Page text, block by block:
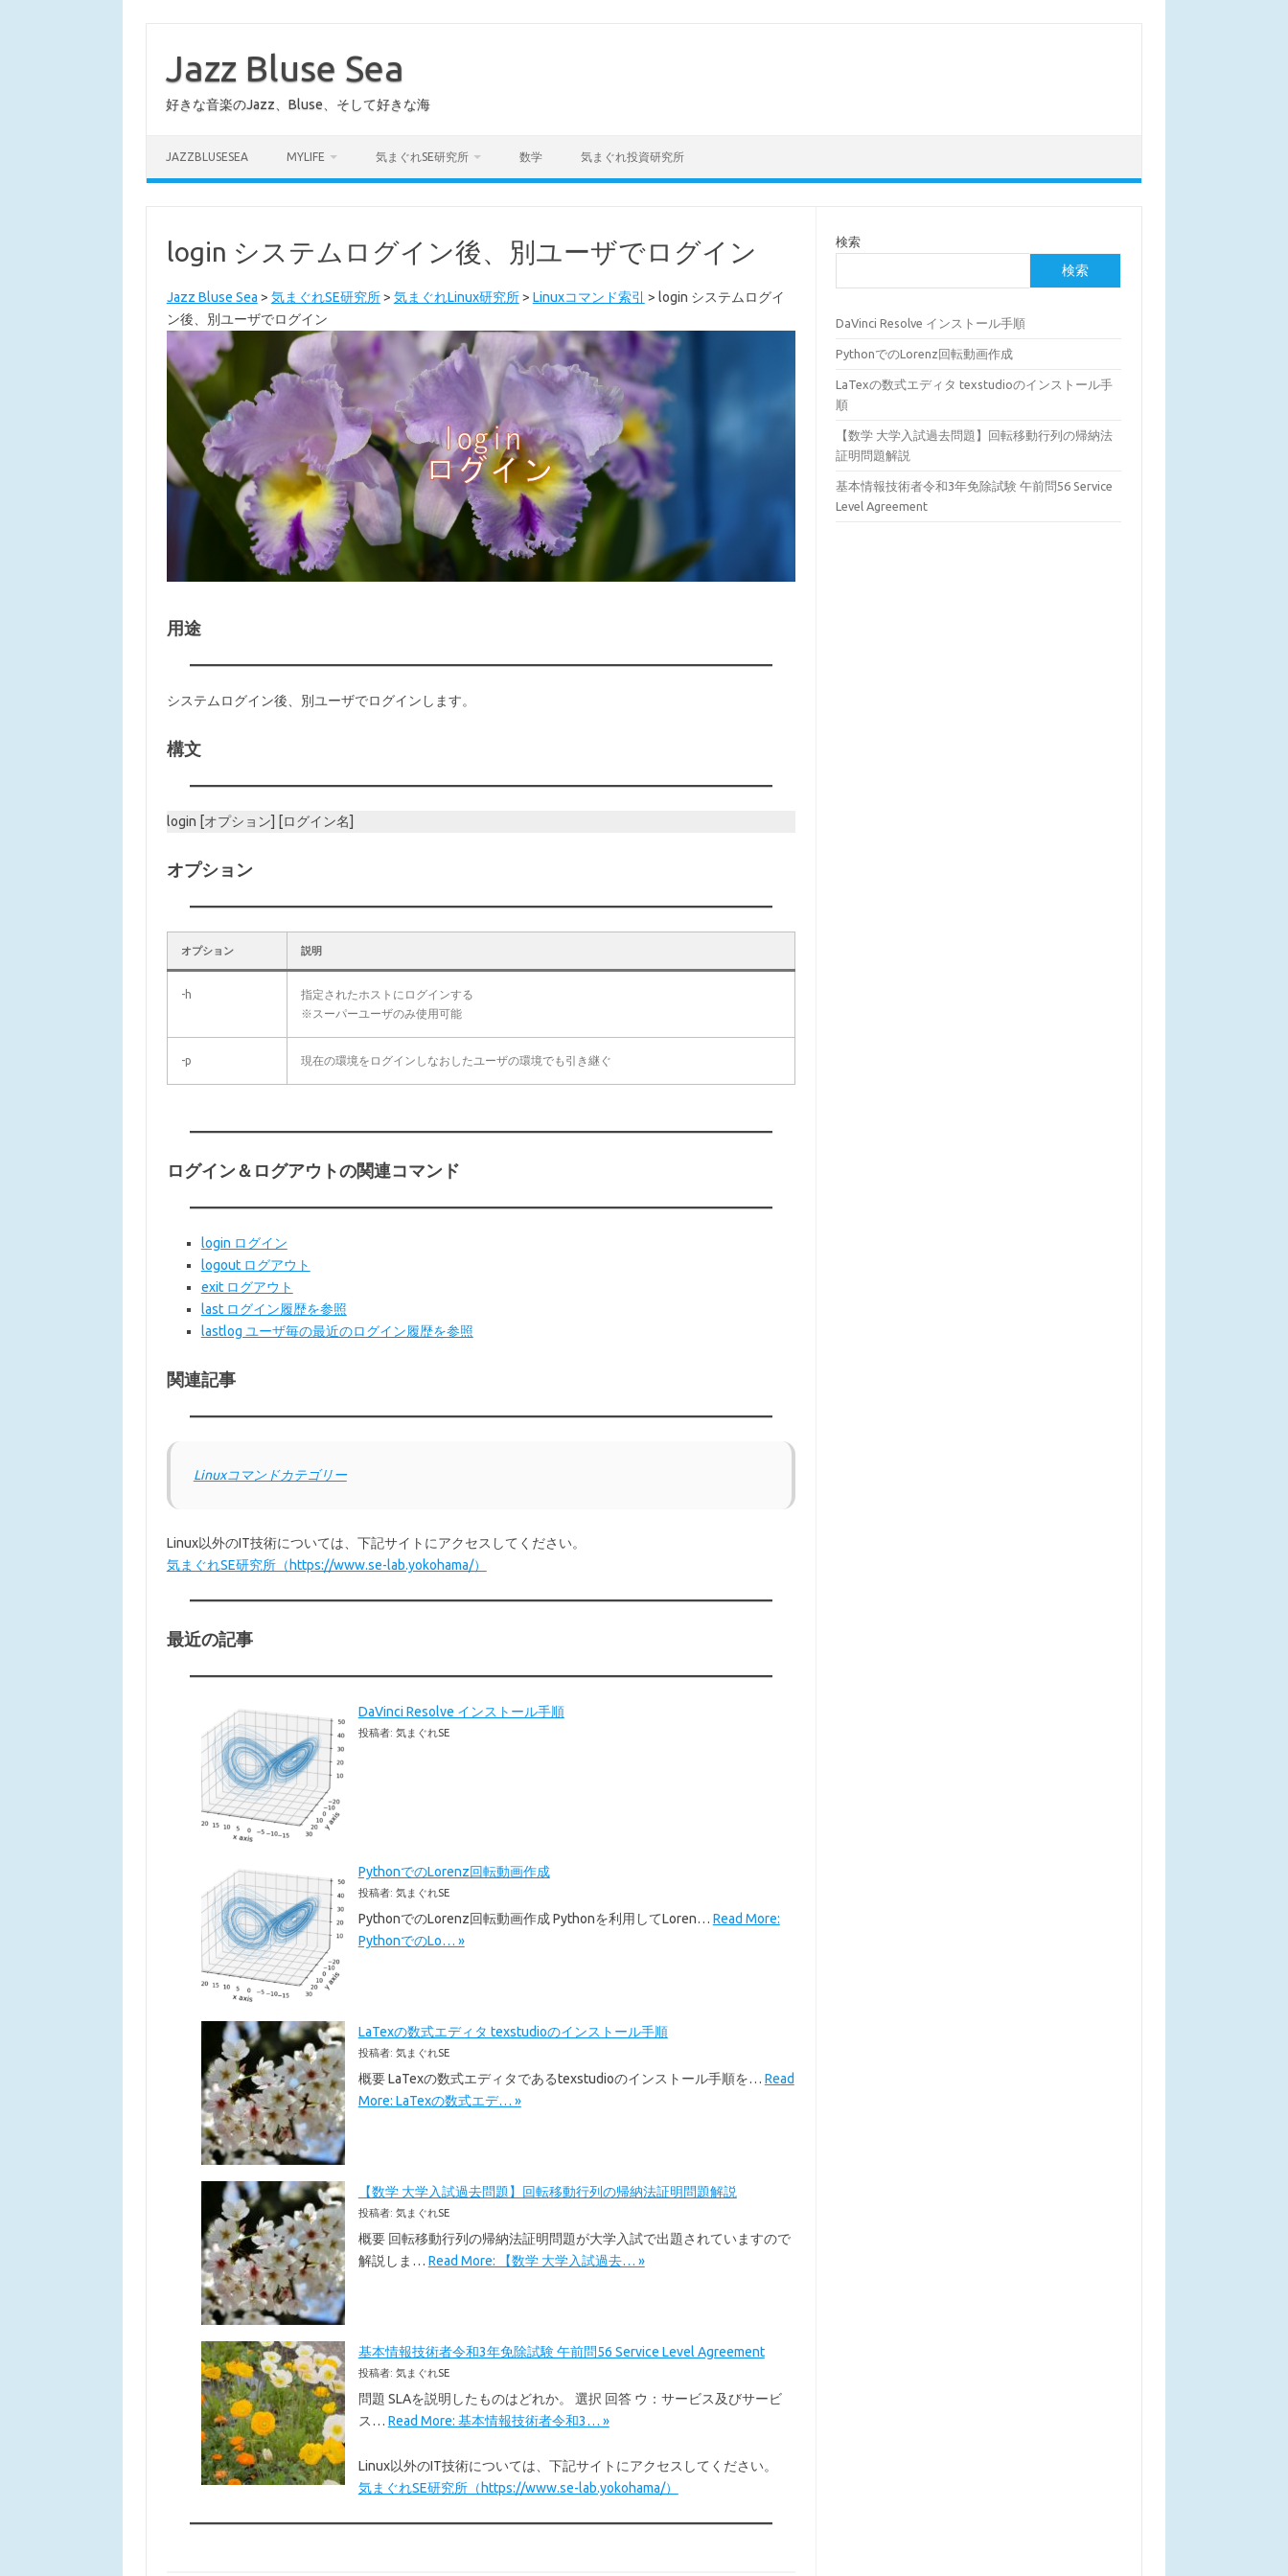
Jazz Bluse Sea
好きな音楽のJazz、Bluse、そして好きな海
JAZZBLUSESEA MYLIFE 気まぐれSE研究所 数学 気まぐれ投資研究所
login システムログイン後、別ユーザでログイン
Jazz Bluse Sea > 気まぐれSE研究所> 気まぐれLinux研究所> Linuxコマンド索引 > login システムログイ
ン後、別ユーザでログイン
用途
システムログイン後、別ユーザでログインします。
構文
login [オプション] [ログイン名]
オプション
オプション 説明
-h
指定されたホストにログインする
※スーパーユーザのみ使用可能
-p 現在の環境をログインしなおしたユーザの環境でも引き継ぐ
ログイン＆ログアウトの関連コマンド
login ログイン
logout ログアウト
exit ログアウト
last ログイン履歴を参照
lastlog ユーザ毎の最近のログイン履歴を参照
関連記事
Linuxコマンドカテゴリー
Linux以外のIT技術については、下記サイトにアクセスしてください。
気まぐれSE研究所（https://www.se-lab.yokohama/）
最近の記事
DaVinci Resolve インストール手順
投稿者: 気まぐれSE
PythonでのLorenz回転動画作成
投稿者: 気まぐれSE
PythonでのLorenz回転動画作成 Pythonを利用してLoren… Read More:
PythonでのLo… »
LaTexの数式エディタ texstudioのインストール手順
投稿者: 気まぐれSE
概要 LaTexの数式エディタであるtexstudioのインストール手順を… Read
More: LaTexの数式エデ… »
【数学 大学入試過去問題】回転移動行列の帰納法証明問題解説
投稿者: 気まぐれSE
概要 回転移動行列の帰納法証明問題が大学入試で出題されていますので
解説しま… Read More: 【数学 大学入試過去… »
基本情報技術者令和3年免除試験 午前問56 Service Level Agreement
投稿者: 気まぐれSE
問題 SLAを説明したものはどれか。 選択 回答 ウ：サービス及びサービ
ス… Read More: 基本情報技術者令和3… »
Linux以外のIT技術については、下記サイトにアクセスしてください。
気まぐれSE研究所（https://www.se-lab.yokohama/）
検索
検索
DaVinci Resolve インストール手順
PythonでのLorenz回転動画作成
LaTexの数式エディタ texstudioのインストール手
順
【数学 大学入試過去問題】回転移動行列の帰納法
証明問題解説
基本情報技術者令和3年免除試験 午前問56 Service
Level Agreement